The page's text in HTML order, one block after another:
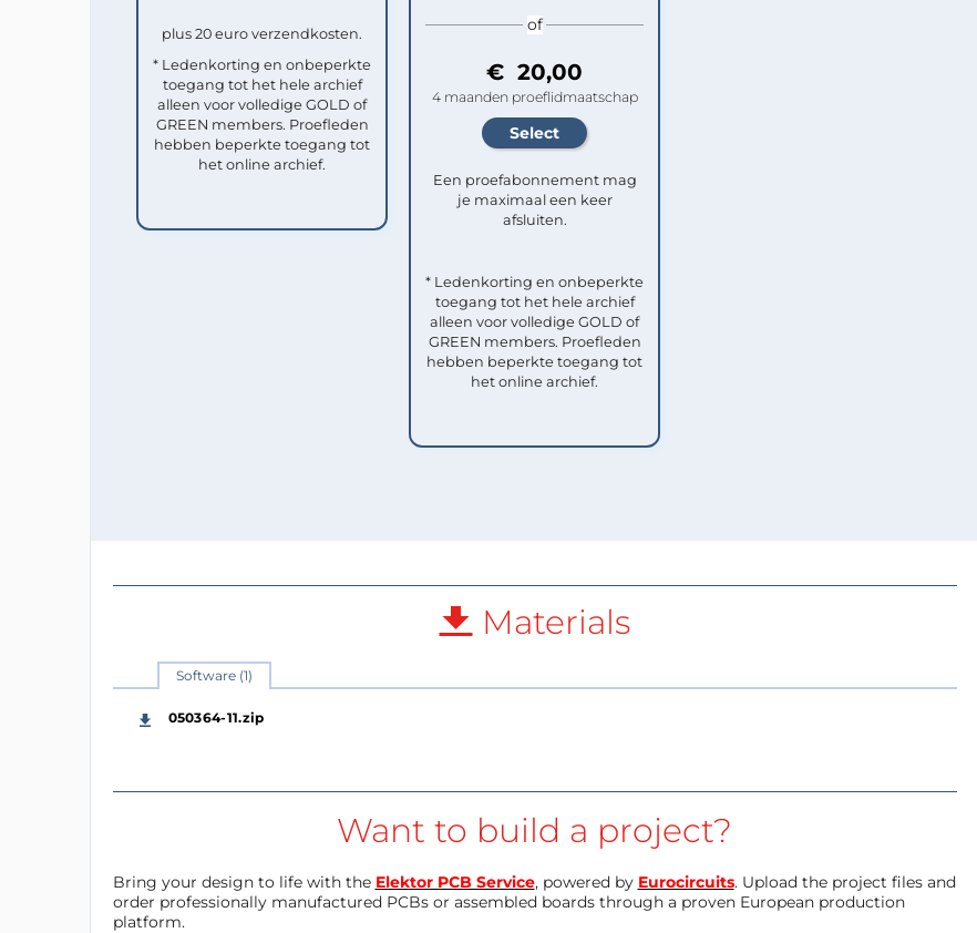
plus 20 euro verzendkosten.
* Ledenkorting en onbeperkte
toegang tot het hele archief
alleen voor volledige GOLD of
GREEN members. Proefleden
hebben beperkte toegang tot
het online archief.
of
€ 20,00
4 maanden proeflidmaatschap
Een proefabonnement mag
je maximaal een keer
afsluiten.
* Ledenkorting en onbeperkte
toegang tot het hele archief
alleen voor volledige GOLD of
GREEN members. Proefleden
hebben beperkte toegang tot
het online archief.
Materials
Software (1)
050364-11.zip
Want to build a project?
Bring your design to life with the Elektor PCB Service, powered by Eurocircuits. Upload the project files and
order professionally manufactured PCBs or assembled boards through a proven European production
platform.